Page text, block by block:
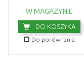
W MAGAZYNIE
DO KOSZYKA
Do porównania